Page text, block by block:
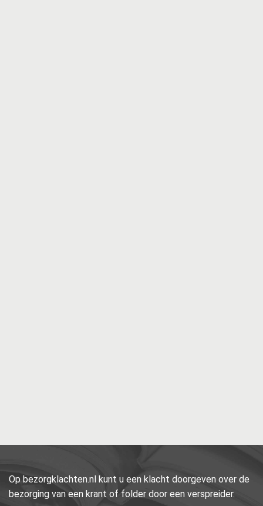
Op bezorgklachten.nl kunt u een klacht doorgeven over de
bezorging van een krant of folder door een verspreider.